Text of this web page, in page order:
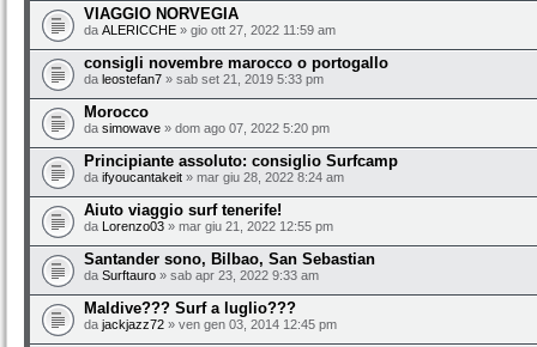
VIAGGIO NORVEGIA
da ALERICCHE » gio ott 27, 2022 11:59 am
consigli novembre marocco o portogallo
da leostefan7 » sab set 21, 2019 5:33 pm
Morocco
da simowave » dom ago 07, 2022 5:20 pm
Principiante assoluto: consiglio Surfcamp
da ifyoucantakeit » mar giu 28, 2022 8:24 am
Aiuto viaggio surf tenerife!
da Lorenzo03 » mar giu 21, 2022 12:55 pm
Santander sono, Bilbao, San Sebastian
da Surftauro » sab apr 23, 2022 9:33 am
Maldive??? Surf a luglio???
da jackjazz72 » ven gen 03, 2014 12:45 pm